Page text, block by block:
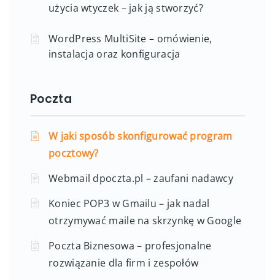
użycia wtyczek – jak ją stworzyć?
WordPress MultiSite – omówienie,
instalacja oraz konfiguracja
Poczta
W jaki sposób skonfigurować program
pocztowy?
Webmail dpoczta.pl – zaufani nadawcy
Koniec POP3 w Gmailu – jak nadal
otrzymywać maile na skrzynkę w Google
Poczta Biznesowa – profesjonalne
rozwiązanie dla firm i zespołów